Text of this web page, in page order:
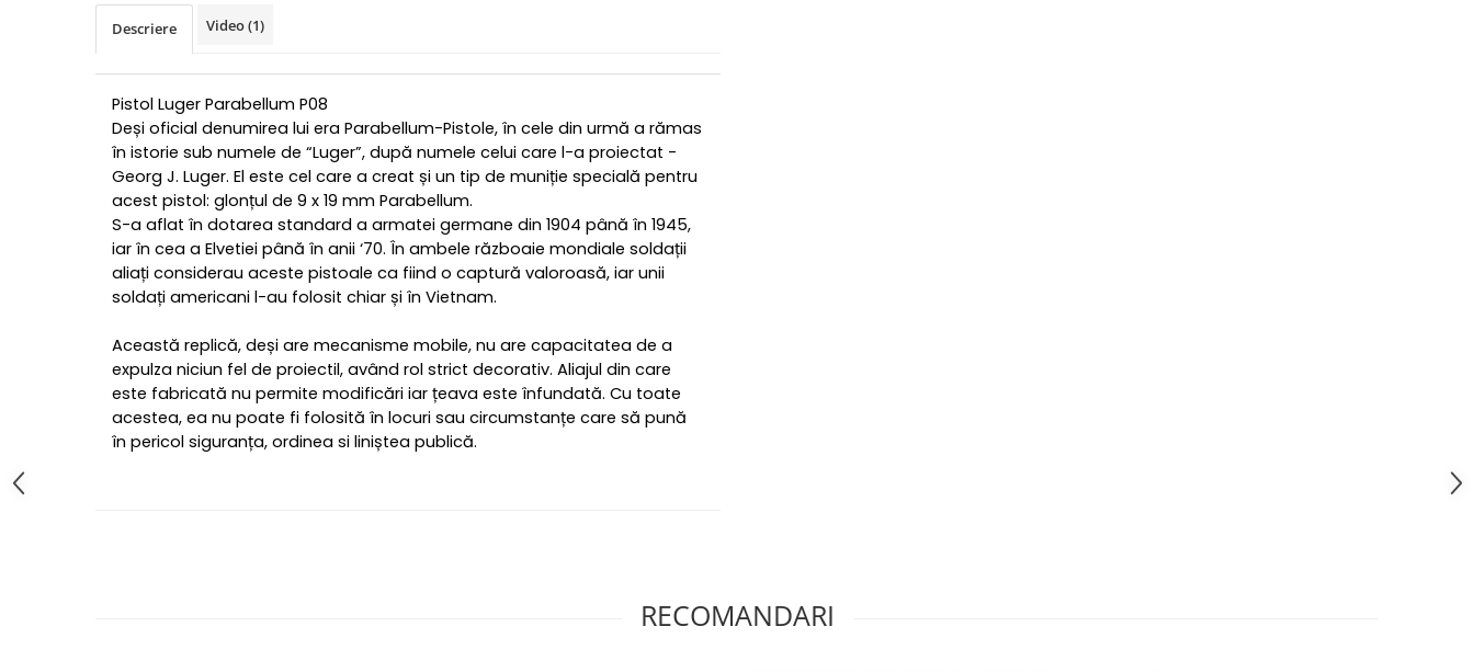
Descriere Video(1)
Pistol Luger Parabellum P08
Deși oficial denumirea lui era Parabellum-Pistole, în cele din urmă a rămas
în istorie sub numele de “Luger”, după numele celui care l-a proiectat -
Georg J. Luger. El este cel care a creat și un tip de muniție specială pentru
acest pistol: glonțul de 9 x 19 mm Parabellum.
S-a aflat în dotarea standard a armatei germane din 1904 până în 1945,
iar în cea a Elvetiei până în anii ‘70. În ambele războaie mondiale soldații
aliați considerau aceste pistoale ca fiind o captură valoroasă, iar unii
soldați americani l-au folosit chiar și în Vietnam.
Această replică, deși are mecanisme mobile, nu are capacitatea de a
expulza niciun fel de proiectil, având rol strict decorativ. Aliajul din care
este fabricată nu permite modificări iar țeava este înfundată. Cu toate
acestea, ea nu poate fi folosită în locuri sau circumstanțe care să pună
în pericol siguranța, ordinea si liniștea publică.
RECOMANDARI